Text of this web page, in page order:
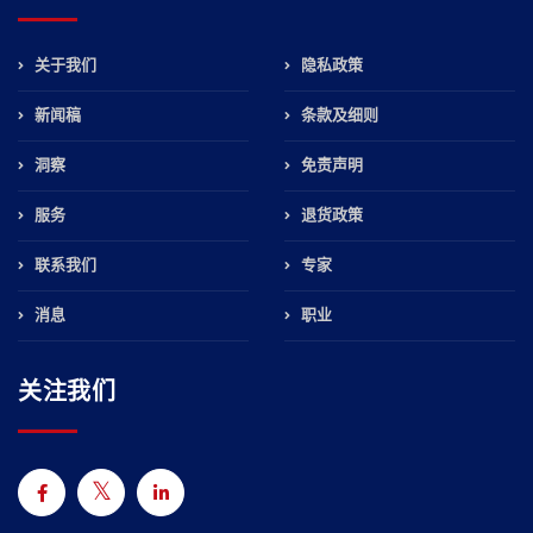
关于我们
新闻稿
洞察
服务
联系我们
消息
隐私政策
条款及细则
免责声明
退货政策
专家
职业
关注我们